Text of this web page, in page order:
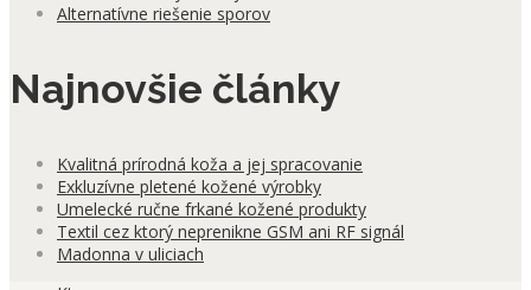
Alternatívne riešenie sporov
Najnovšie články
Kvalitná prírodná koža a jej spracovanie
Exkluzívne pletené kožené výrobky
Umelecké ručne frkané kožené produkty
Textil cez ktorý neprenikne GSM ani RF signál
Madonna v uliciach